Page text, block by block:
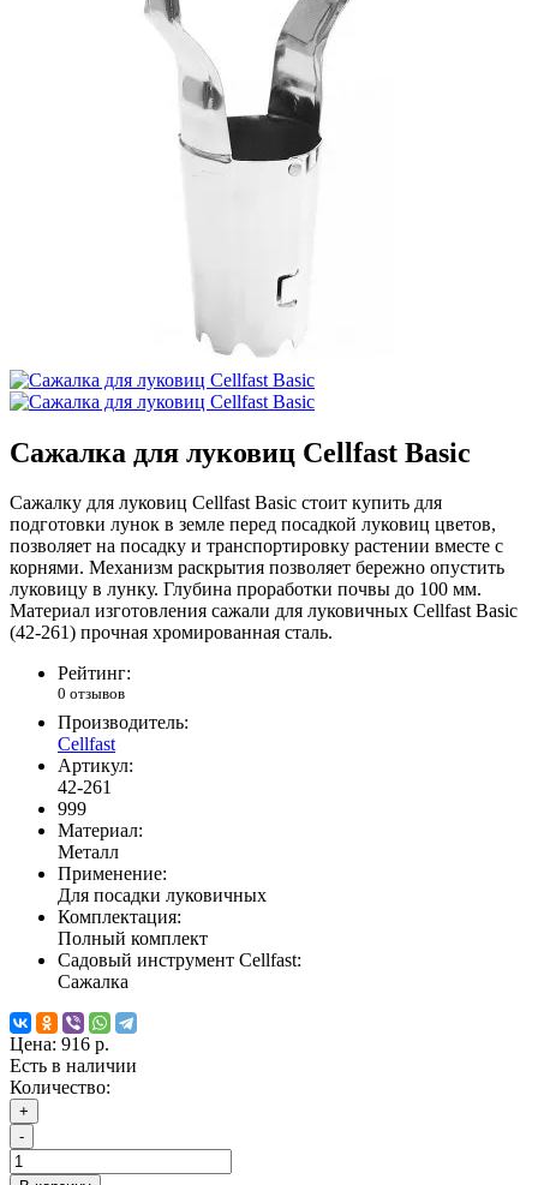
Сажалка для луковиц Cellfast Basic
Сажалку для луковиц Cellfast Basic стоит купить для
подготовки лунок в земле перед посадкой луковиц цветов,
позволяет на посадку и транспортировку растении вместе с
корнями. Механизм раскрытия позволяет бережно опустить
луковицу в лунку. Глубина проработки почвы до 100 мм.
Материал изготовления сажали для луковичных Cellfast Basic
(42-261) прочная хромированная сталь.
Рейтинг:
0 отзывов
Производитель:
Cellfast
Артикул:
42-261
999
Материал:
Металл
Применение:
Для посадки луковичных
Комплектация:
Полный комплект
Садовый инструмент Cellfast:
Сажалка
Цена: 916 р.
Есть в наличии
Количество:
+
-